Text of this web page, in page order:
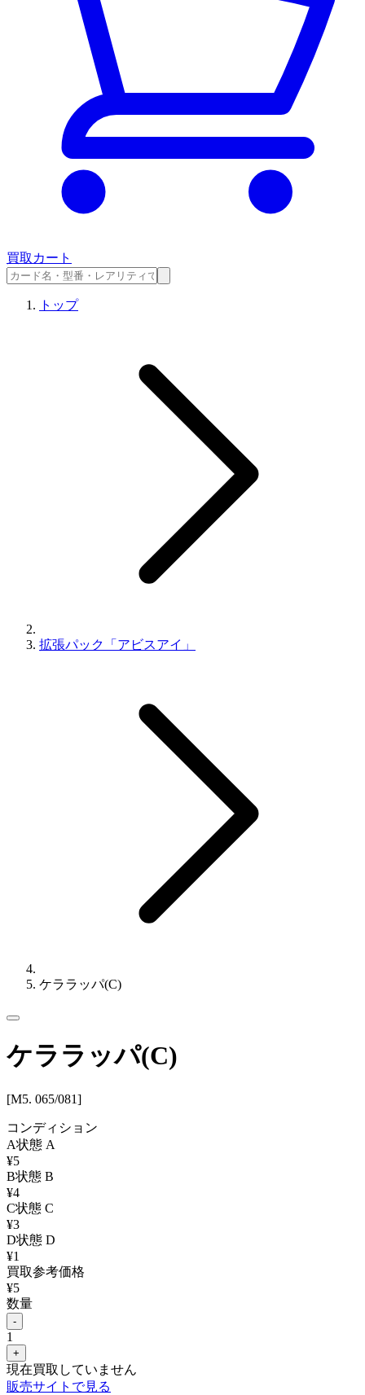
買取カート
トップ
拡張パック「アビスアイ」
ケララッパ(C)
ケララッパ(C)
[M5. 065/081]
コンディション
A状態 A
¥5
B状態 B
¥4
C状態 C
¥3
D状態 D
¥1
買取参考価格
¥5
数量
-
1
+
現在買取していません
販売サイトで見る